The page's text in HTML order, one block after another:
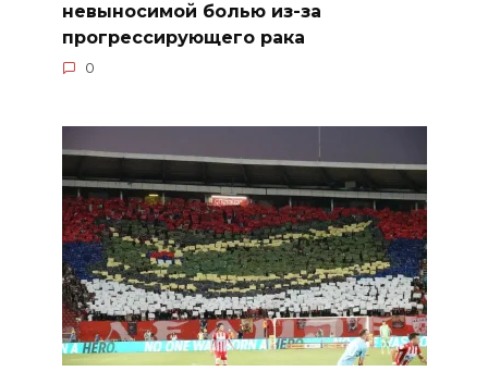
невыносимой болью из-за
прогрессирующего рака
0